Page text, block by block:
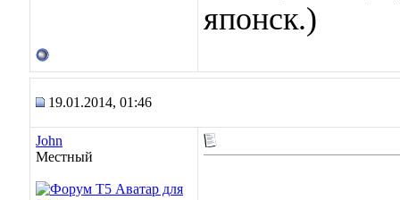
японск.)
19.01.2014, 01:46
John
Местный